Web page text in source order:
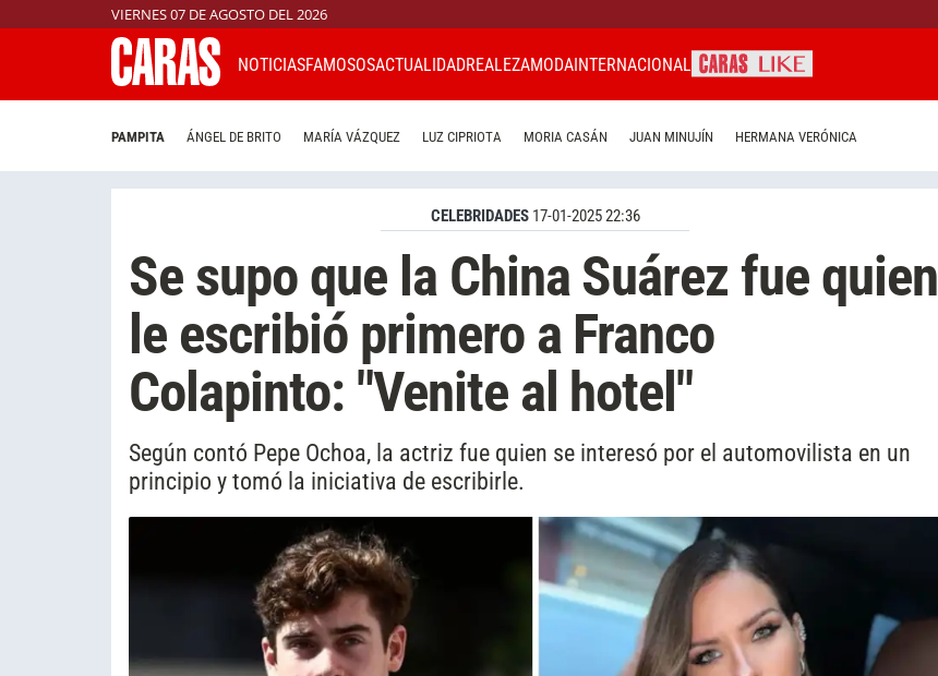
VIERNES 07 DE AGOSTO DEL 2026
NOTICIASFAMOSOSACTUALIDADREALEZAMODAINTERNACIONAL
PAMPITA ÁNGEL DE BRITO MARÍA VÁZQUEZ LUZ CIPRIOTA MORIA CASÁN JUAN MINUJÍN HERMANA VERÓNICA
CELEBRIDADES 17-01-2025 22:36
Se supo que la China Suárez fue quien
le escribió primero a Franco
Colapinto: "Venite al hotel"
Según contó Pepe Ochoa, la actriz fue quien se interesó por el automovilista en un
principio y tomó la iniciativa de escribirle.